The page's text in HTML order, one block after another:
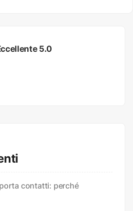
5.0
porta contatti: perché